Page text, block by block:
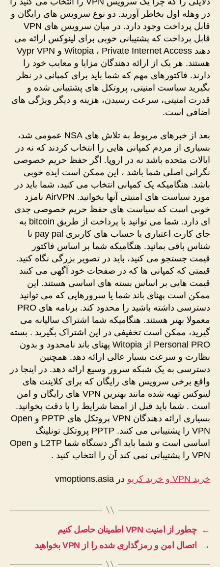
در وهله اول بخاطر آورید. دو نوع سرویس های رایگان و
قابل پرداخت وجود دارد. در میان سرویس های VPN
قابل پرداخت که پشتیبانی خوبی برای لینوکس ارائه می
دهند Witopia ، Private Internet Access و Vypr VPN
هستند. هر یک از ارائه دهندگان مزایا و معایب خود را
دارند. فاکتورهای مهم که شما باید برای کمپانی در نظر
بگیرید سیاست امنیتی، پروتکل های پشتیبانی شده و
قدرت امنیتی، سرعت رسیدن، هزینه و دیگر ویژگی های
اضافی است.
بعد از خبرهای مربوط به تلاش های NSA عمومی شد،
بسیاری از مردم کمپانی هایی را انتخاب کردند که نه در
ایالات متحده باشد نه در اروپا. اگر حفظ حریم خصوصی
نگرانی اصلی شما باشد ، این ممکن است ایده خوبی
باشد. هنگامیکه یک کمپانی انتخاب می کنید، شما باید در
مورد سیاست های امنیتی آنها بخوانید. AirVPN نامزد
خوبی است که سیاست های حفظ حریم خصوصی جدی
ای دارد. شما می توانید با پرداخت از طریق bitcoin به
جای کارت اعتباری یا حساب های کاربری pay pal نا
شناس باقی بمانید. هنگامیکه شما بر اساس فاکتور
قیمت جستجو می کنید، باید در تصویر بزرگی نگاه کنید.
قیمتی که کمپانی ها که در صفحات خود آگهی می کنند
قیمت هایی بر اساس بسته های اساسی هستند. این
ممکن است پهنای باند شما یا سرورهایی که می توانید
دسترسی داشته باشید را محدود کند. برنامه های PRO
معمولا بهتر هستند. هنگامیکه شما اشتراک سالیانه می
گیرید، ممکن است تخفیفی در این اشتراک بگیرید . بسته
Personal PRO از Witopia پهنای باند نامحدود و بدون
نظارت و سرعت بسیار عالی ارائه دهد. همچنین
دسترسی به یک شبکه سرور وسیع ارائه دهد. در اینجا در
واقع برخی سرویس های رایگان که برای کلاینت های
لینوکس تهیه شده مانند بهترین VPN های رایگان و امن
است . شما باید قبل از امضا شرایط را با دقت بخوانید.
بسیاری ارائه دهندگان VPN پروتکل های PPTP و Open
VPN را پشتیبانی می کنند. PPTP پروتکل تونلینگ
اساسی است و شما باید اگر دستگاه شما L2TP و Open
VPN را پشتیبانی نمی کند آن را انتخاب کنید .
خرید VPN و خرید کریو در vmoptions.asia
←
چطور از امنیت VPN اطمینان حاصل کنیم
→
اتصال امن و رمزگذاری شده را از VPN بخواهید